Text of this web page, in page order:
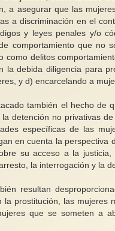
a asegurar que las
a discriminación en el
y leyes penales y/o
comportamiento que no
como delitos
la debida diligencia para
y d) encarcelando a
también el hecho de
detención no privativas
específicas de las
en cuenta la perspectiva
su acceso a la
la interrogación y la
resultan
la prostitución, las mujeres
que se someten a